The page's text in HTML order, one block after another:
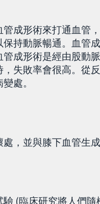
成形術來打通血管
持動脈暢通。血管
成形術是經由股動
失敗率會很高。從
處。
，並與膝下血管生
(臨床研究將人們